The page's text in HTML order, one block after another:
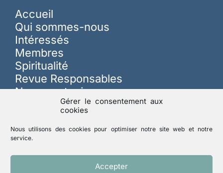
Gérer le consentement aux
cookies
Nous utilisons des cookies pour optimiser notre site web et notre
service.
Accepter
Accueil
Qui sommes-nous
Intéressés
Membres
Spiritualité
Revue Responsables
Nous soutenir
Lutte contre les abus